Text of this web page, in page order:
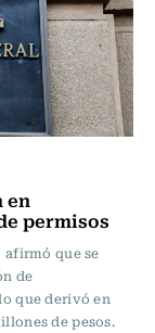
en
permisos
afirmó que se
de
que derivó en
de pesos.